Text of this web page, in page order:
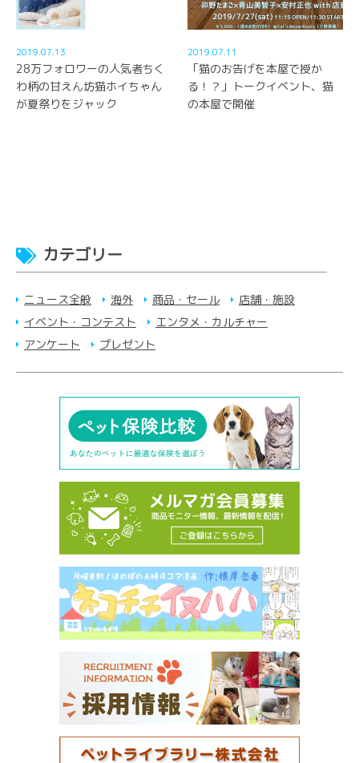
2019.07.13
28万フォロワーの人気者ちく
わ柄の甘えん坊猫ホイちゃん
が夏祭りをジャック
2019.07.11
「猫のお告げを本屋で授か
る！？」トークイベント、猫
の本屋で開催
カテゴリー
ニュース全般 海外 商品・セール
店舗・施設
イベント・コンテスト
エンタメ・カルチャー
アンケート
プレゼント